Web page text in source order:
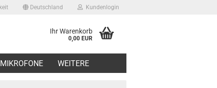
Deutschland Kundenlogin
Ihr Warenkorb
0,00 EUR
MIKROFONE WEITERE